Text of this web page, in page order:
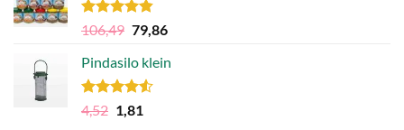
47,88.
Gewaardeerd
uit 5
106,49 Oorspronkelijke
was:
106,49.
79,86Huidige
is:
Pindasilo klein
Gewaardeerd
4.50
uit 5
4,52 Oorspronkelijke
1,81